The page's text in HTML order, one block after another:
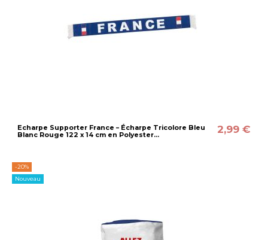
Echarpe Supporter France – Écharpe Tricolore Bleu
Blanc Rouge 122 x 14 cm en Polyester...
2,99 €
-20%
Nouveau